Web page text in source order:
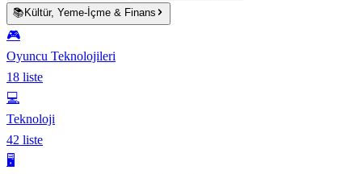
📚 Kültür, Yeme-İçme & Finans
🎮
Oyuncu Teknolojileri
18 liste
💻
Teknoloji
42 liste
🖥️